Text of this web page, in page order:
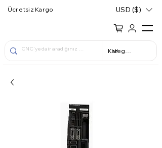
Ücretsiz Kargo USD ($)